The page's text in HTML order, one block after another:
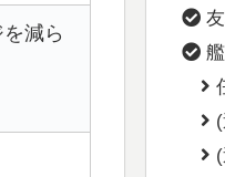
減ら